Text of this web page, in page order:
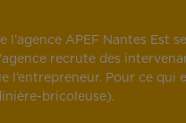
l’agence APEF Nantes Est
recrute des
l’entrepreneur. Pour ce
bricoleuse).